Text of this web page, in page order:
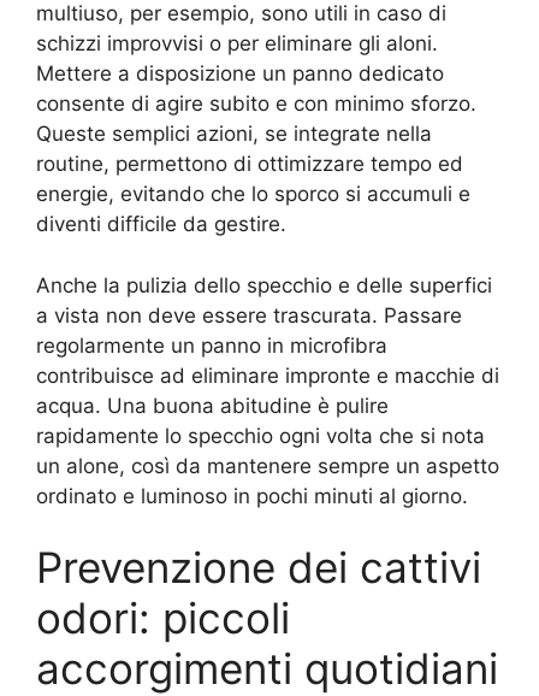
multiuso, per esempio, sono utili in caso di
schizzi improvvisi o per eliminare gli aloni.
Mettere a disposizione un panno dedicato
consente di agire subito e con minimo sforzo.
Queste semplici azioni, se integrate nella
routine, permettono di ottimizzare tempo ed
energie, evitando che lo sporco si accumuli e
diventi difficile da gestire.
Anche la pulizia dello specchio e delle superfici
a vista non deve essere trascurata. Passare
regolarmente un panno in microfibra
contribuisce ad eliminare impronte e macchie di
acqua. Una buona abitudine è pulire
rapidamente lo specchio ogni volta che si nota
un alone, così da mantenere sempre un aspetto
ordinato e luminoso in pochi minuti al giorno.
Prevenzione dei cattivi
odori: piccoli
accorgimenti quotidiani